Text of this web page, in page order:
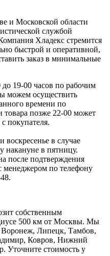
и Московской области
службой
Хладекс стремится
быстрой и оперативной,
заказ в минимальные
до 19-00 часов по рабочим
можем осуществить
времени по
товара позже 22-00 может
покупателя.
воскресенье в случае
накануне в пятницу.
после подтверждения
менеджером по телефону
собственным
500 км от Москвы. Мы
Воронеж, Липецк, Тамбов,
Ковров, Нижний
Уточните стоимость у